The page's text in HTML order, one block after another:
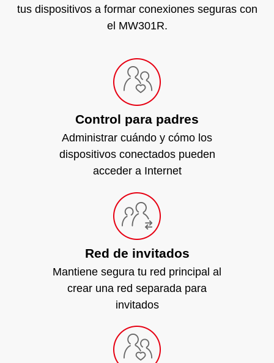
tus dispositivos a formar conexiones seguras con
el MW301R.
Control para padres
Administrar cuándo y cómo los
dispositivos conectados pueden
acceder a Internet
Red de invitados
Mantiene segura tu red principal al
crear una red separada para
invitados